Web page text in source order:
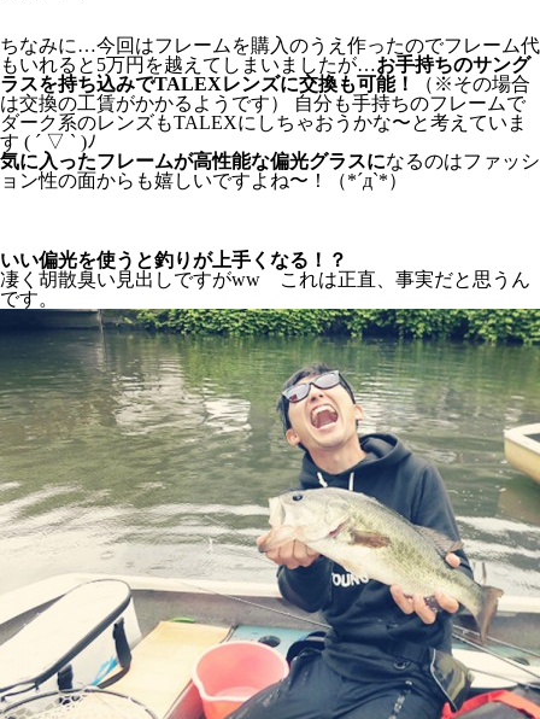
ちなみに…今回はフレームを購入のうえ作ったのでフレーム代
もいれると5万円を越えてしまいましたが…お手持ちのサング
ラスを持ち込みでTALEXレンズに交換も可能！
（※その場合
は交換の工賃がかかるようです） 自分も手持ちのフレームで
ダーク系のレンズもTALEXにしちゃおうかな〜と考えていま
す ( ´ ▽ ` )ﾉ
気に入ったフレームが高性能な偏光グラスになるのはファッシ
ョン性の面からも嬉しいですよね〜！（*´д`*）
いい偏光を使うと釣りが上手くなる！？
凄く胡散臭い見出しですがww これは正直、事実だと思うん
です。